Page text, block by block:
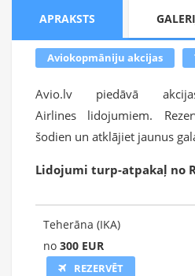
APRAKSTS
Aviokopmāniju akcijas
Avio.lv piedāvā
Airlines lidojumiem.
šodien un atklājiet jaunus
Lidojumi turp-atpakaļ no
Teherāna (IKA)
no 300 EUR
REZERVĒT